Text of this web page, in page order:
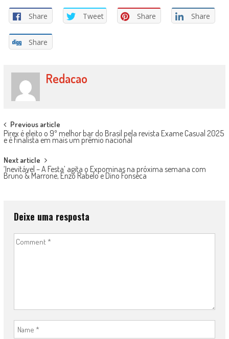
Share Tweet Share Share
Share
Redacao
Post navigation
Previous article
Pirex é eleito o 9º melhor bar do Brasil pela revista Exame Casual 2025
e é finalista em mais um prêmio nacional
Next article
‘Inevitável – A Festa’ agita o Expominas na próxima semana com
Bruno & Marrone, Enzo Rabelo e Dino Fonseca
Deixe uma resposta